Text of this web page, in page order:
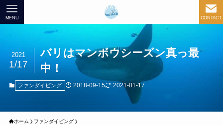
CONTACT
MENU
バリはマンボウシーズン真っ最
中！
2021
1/17
ファンダイビング 2018-09-15 2021-01-17
ホーム ファンダイビング